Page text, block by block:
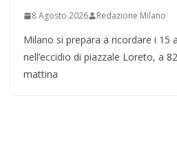
8 Agosto 2026 Redazione Milano
Milano si prepara a ricordare i 15
nell’eccidio di piazzale Loreto, a
mattina